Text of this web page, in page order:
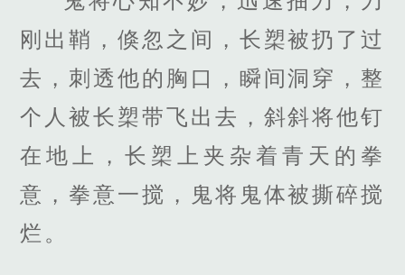
刚出鞘，倏忽之间，长槊被扔了过
去，刺透他的胸口，瞬间洞穿，整
个人被长槊带飞出去，斜斜将他钉
在地上，长槊上夹杂着青天的拳
意，拳意一搅，鬼将鬼体被撕碎搅
烂。